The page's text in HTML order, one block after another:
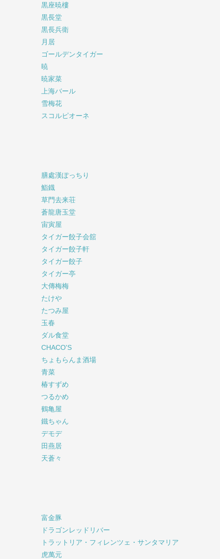
黒座暁樓
黒長堂
黒長兵衛
月居
ゴールデンタイガー
暁
暁家菜
上海バール
雪梅花
スコルピオーネ
膳處漢ぽっちり
鮨鐡
草門去来荘
蒼龍唐玉堂
宙寅屋
タイガー餃子会舘
タイガー餃子軒
タイガー餃子
タイガー亭
大傳梅梅
たけや
たつみ屋
玉春
ダル食堂
CHACO'S
ちょもらんま酒場
青菜
椿すずめ
つるかめ
鶴亀屋
鐵ちゃん
デモデ
田燕居
天蒼々
富金豚
ドラゴンレッドリバー
トラットリア・フィレンツェ・サンタマリア
虎萬元